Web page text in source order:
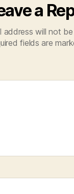
a
address will not
fields are